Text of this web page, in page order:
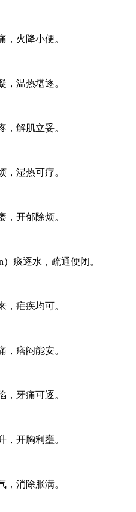
，火降小便。
，温热堪逐。
，解肌立妥。
，湿热可疗。
，开郁除烦。
痰逐水，疏通便闭。
，疟疾均可。
，痞闷能安。
，牙痛可逐。
，开胸利壅。
，消除胀满。